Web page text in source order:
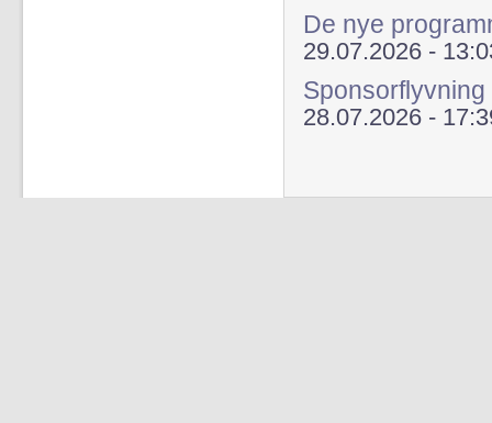
De nye
29.07.2026 -
28.07.2026 -